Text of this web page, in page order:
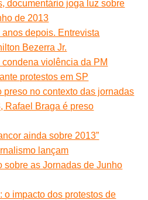
documentário joga luz sobre
de 2013
depois. Entrevista
Bezerra Jr.
violência da PM
protestos em SP
preso no contexto das jornadas
Rafael Braga é preso
ainda sobre 2013”
lançam
sobre as Jornadas de Junho
o impacto dos protestos de